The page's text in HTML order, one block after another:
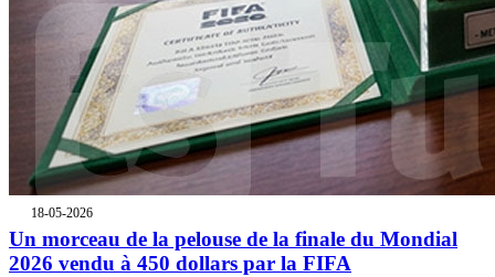
18-05-2026
Un morceau de la pelouse de la finale du Mondial
2026 vendu à 450 dollars par la FIFA